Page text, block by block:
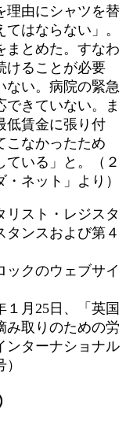
理由にシャツを替
はならない」。
とめた。すなわ
けることが必要
ない。病院の緊急
きていない。ま
低賃金に張り付
こなかったため
ている」と。（２
ネット」より）
スト・レジスタ
タンスおよび第４
クのウェブサイ
１月25日、「英国
み取りのための労
ンターナショナル